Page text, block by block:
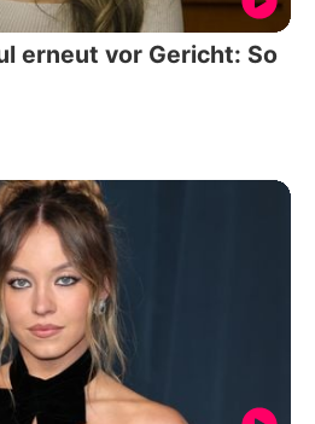
erneut vor Gericht: So